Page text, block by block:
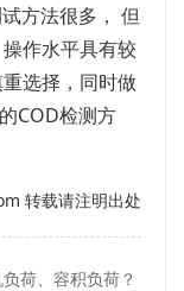
方法很多， 但
作水平具有较
选择，同时做
COD检测方
转载请注明出处
荷、容积负荷？